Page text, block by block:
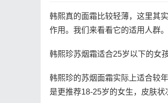
韩熙真的面霜比较轻薄，这里其
作用。我们来看看它的适用人群。
韩熙珍苏烟霜适合25岁以下的女孩
韩熙珍的苏烟面霜实际上适合较
是更推荐18-25岁的女生，皮肤状